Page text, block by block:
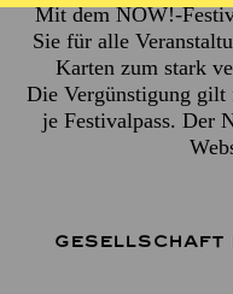
Mit dem NOW!-
Sie für alle
Karten zum stark
Die Vergünstigung gilt
je Festivalpass. Der